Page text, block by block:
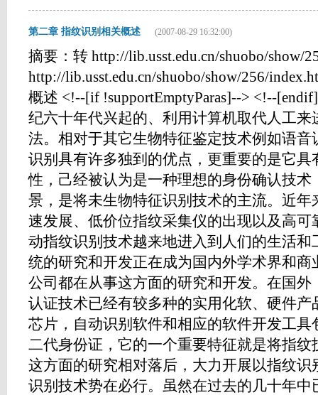
第二章 指纹识别相关概述 (2007-08-29 16:32:00)
摘要：转 http://lib.usst.edu.cn/shuobo/show/
http://lib.usst.edu.cn/shuobo/show/256/
概述 <!--[if !supportEmptyParas]--> <!--
纪六十年代兴起的、利用计算机取代人工
法。相对于其它生物特征鉴定技术例如语
识别具有许多独到的优点，更重要的是它
性，己经被认为是一种理想的身份确认技
景，是将未生物特征识别技术的主流。近
速发展、低价位指纹采集仪的出现以及高
动指纹识别技术越来地进入到人们的生活
统的研究和开发正在成为国内外学术界和
公司都在从事这方面的研究和开发。在国
认证技术已经有较多种的实用化软、硬件
芯片，自动识别软件和相应的软件开发工
二代身份证，它的一个重要特征就是将指
这方面的研究相对落后，大力开展以指纹
识别技术势在必行。虽然在过去的几十年